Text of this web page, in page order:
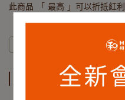
此商品 「 最高 」可以折抵紅利
商品介紹